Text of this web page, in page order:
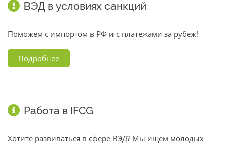
ВЭД в условиях санкций
Поможем с импортом в РФ и с платежами за рубеж!
Подробнее
Работа в IFCG
Хотите развиваться в сфере ВЭД? Мы ищем молодых